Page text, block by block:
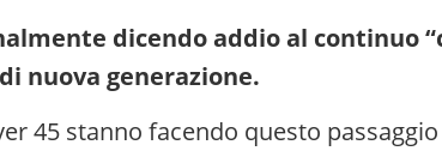
dicendo addio al continuo
nuova generazione.
45 stanno facendo questo